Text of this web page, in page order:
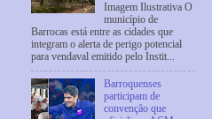
Imagem Ilustrativa O
município de
Barrocas está entre as cidades que
integram o alerta de perigo potencial
para vendaval emitido pelo Instit...
Barroquenses
participam de
convenção que